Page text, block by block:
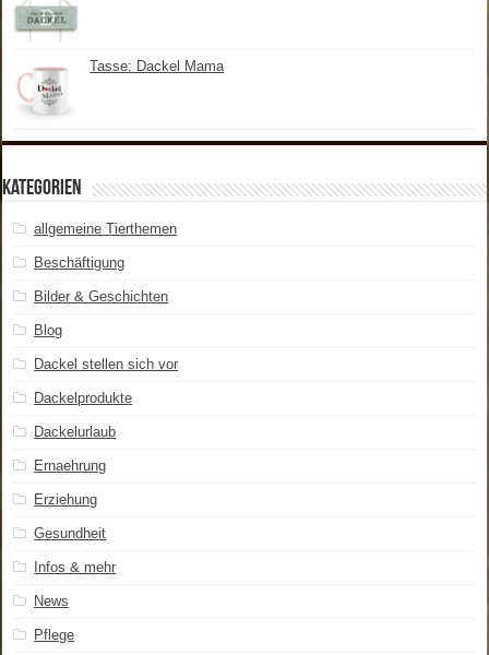
Tasse: Dackel Mama
Kategorien
allgemeine Tierthemen
Beschäftigung
Bilder & Geschichten
Blog
Dackel stellen sich vor
Dackelprodukte
Dackelurlaub
Ernaehrung
Erziehung
Gesundheit
Infos & mehr
News
Pflege